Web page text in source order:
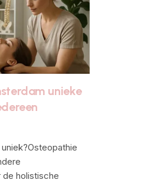
unieke
holistische